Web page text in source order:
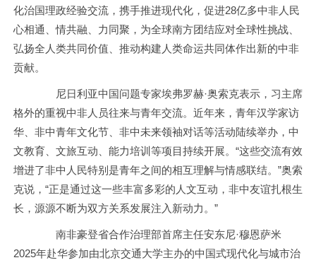
化治国理政经验交流，携手推进现代化，促进28亿多中非人民
心相通、情共融、力同聚，为全球南方团结应对全球性挑战、
弘扬全人类共同价值、推动构建人类命运共同体作出新的中非
贡献。
尼日利亚中国问题专家埃弗罗赫·奥索克表示，习主席
格外的重视中非人员往来与青年交流。近年来，青年汉学家访
华、非中青年文化节、非中未来领袖对话等活动陆续举办，中
文教育、文旅互动、能力培训等项目持续开展。“这些交流有效
增进了非中人民特别是青年之间的相互理解与情感联结。”奥索
克说，“正是通过这一些丰富多彩的人文互动，非中友谊扎根生
长，源源不断为双方关系发展注入新动力。”
南非豪登省合作治理部首席主任安东尼·穆恩萨米
2025年赴华参加由北京交通大学主办的中国式现代化与城市治